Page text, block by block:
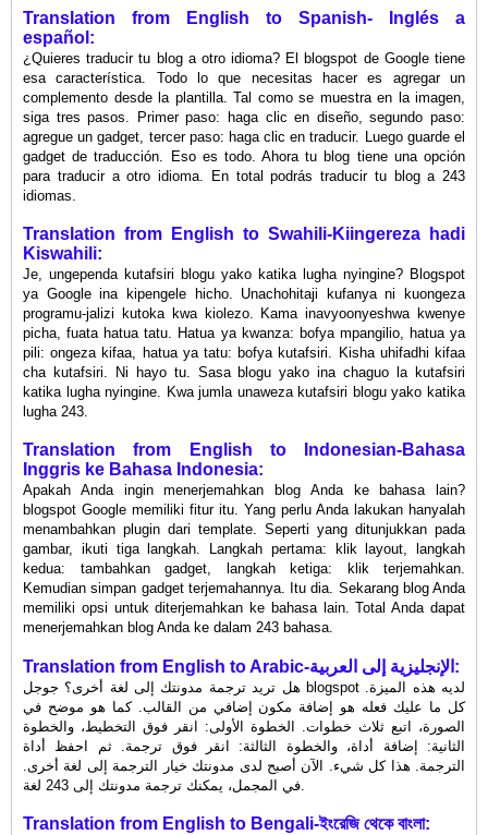
Translation from
English to Spanish- Inglés a
español:
¿Quieres traducir tu blog a otro idioma? El blogspot de Google tiene
esa característica. Todo lo que necesitas hacer es agregar un
complemento desde la plantilla. Tal como se muestra en la imagen,
siga tres pasos. Primer paso: haga clic en diseño, segundo paso:
agregue un gadget, tercer paso: haga clic en traducir. Luego guarde el
gadget de traducción. Eso es todo. Ahora tu blog tiene una opción
para traducir a otro idioma. En total podrás traducir tu blog a 243
idiomas.
Translation from
English to Swahili-Kiingereza hadi
Kiswahili:
Je, ungependa kutafsiri blogu yako katika lugha nyingine? Blogspot
ya Google ina kipengele hicho. Unachohitaji kufanya ni kuongeza
programu-jalizi kutoka kwa kiolezo. Kama inavyoonyeshwa kwenye
picha, fuata hatua tatu. Hatua ya kwanza: bofya mpangilio, hatua ya
pili: ongeza kifaa, hatua ya tatu: bofya kutafsiri. Kisha uhifadhi kifaa
cha kutafsiri. Ni hayo tu. Sasa blogu yako ina chaguo la kutafsiri
katika lugha nyingine. Kwa jumla unaweza kutafsiri blogu yako katika
lugha 243.
Translationfrom
English to Indonesian-Bahasa
Inggris ke Bahasa Indonesia:
Apakah Anda ingin menerjemahkan blog Anda ke bahasa lain?
blogspot Google memiliki fitur itu. Yang perlu Anda lakukan hanyalah
menambahkan plugin dari template. Seperti yang ditunjukkan pada
gambar, ikuti tiga langkah. Langkah pertama: klik layout, langkah
kedua: tambahkan gadget, langkah ketiga: klik terjemahkan.
Kemudian simpan gadget terjemahannya. Itu dia. Sekarang blog Anda
memiliki opsi untuk diterjemahkan ke bahasa lain. Total Anda dapat
menerjemahkan blog Anda ke dalam 243 bahasa.
Translation from English to Arabic-الإنجليزية إلى العربية:
هل تريد ترجمة مدونتك إلى لغة أخرى؟ جوجل blogspot لديه هذه الميزة.
كل ما عليك فعله هو إضافة مكون إضافي من القالب. كما هو موضح في
الصورة، اتبع ثلاث خطوات. الخطوة الأولى: انقر فوق التخطيط، والخطوة
الثانية: إضافة أداة، والخطوة الثالثة: انقر فوق ترجمة. ثم احفظ أداة
الترجمة. هذا كل شيء. الآن أصبح لدى مدونتك خيار الترجمة إلى لغة أخرى.
في المجمل، يمكنك ترجمة مدونتك إلى 243 لغة.
Translation from English to Bengali-ইংরেজি থেকে বাংলা: